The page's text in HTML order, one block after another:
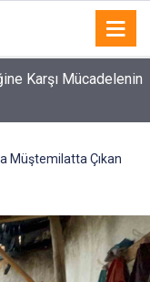
Karşı Mücadelenin
Müştemilatta Çıkan